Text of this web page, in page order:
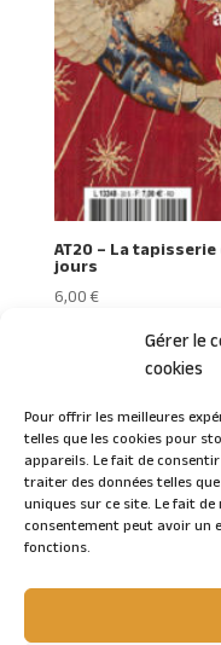
Gérer le
cookies
Pour offrir les meilleures
telles que les cookies pour
appareils. Le fait de
traiter des données telles
uniques sur ce site. Le fait
consentement peut avoir un
fonctions.
AT20 – La tapisserie
jours
6,00€
Connexion